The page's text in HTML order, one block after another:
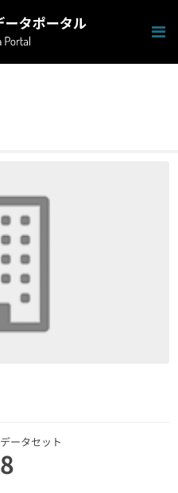
データセット
8